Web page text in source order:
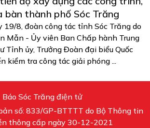
bàn thành phố Sóc Trăng
19/8, đoàn công tác tỉnh Sóc Trăng do
Mẫn - Ủy viên Ban Chấp hành Trung
Tỉnh ủy, Trưởng Đoàn đại biểu Quốc
kiểm tra công tác giải phóng ...
Báo Sóc Trăng điện tử
số: 833/GP-BTTTT do Bộ Thông tin
thông cấp ngày 30-12-2021